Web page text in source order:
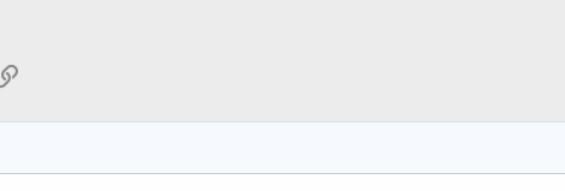
почта
Ссылка